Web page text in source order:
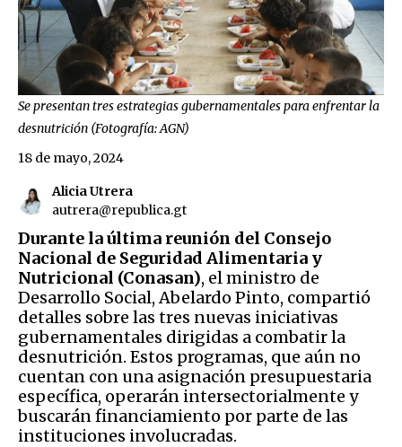
Se presentan tres estrategias gubernamentales para enfrentar la
desnutrición (Fotografía: AGN)
Alicia Utrera
autrera@republica.gt
18 de mayo, 2024
Durante la última reunión del Consejo
Nacional de Seguridad Alimentaria y
Nutricional (Conasan), el ministro de
Desarrollo Social, Abelardo Pinto, compartió
detalles sobre las tres nuevas iniciativas
gubernamentales dirigidas a combatir la
desnutrición. Estos programas, que aún no
cuentan con una asignación presupuestaria
específica, operarán intersectorialmente y
buscarán financiamiento por parte de las
instituciones involucradas.